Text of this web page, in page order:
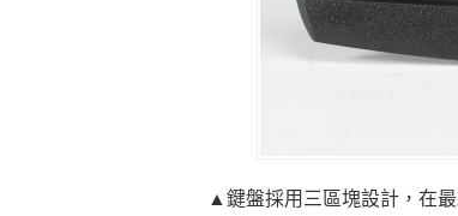
▲鍵盤採用三區塊設計，在